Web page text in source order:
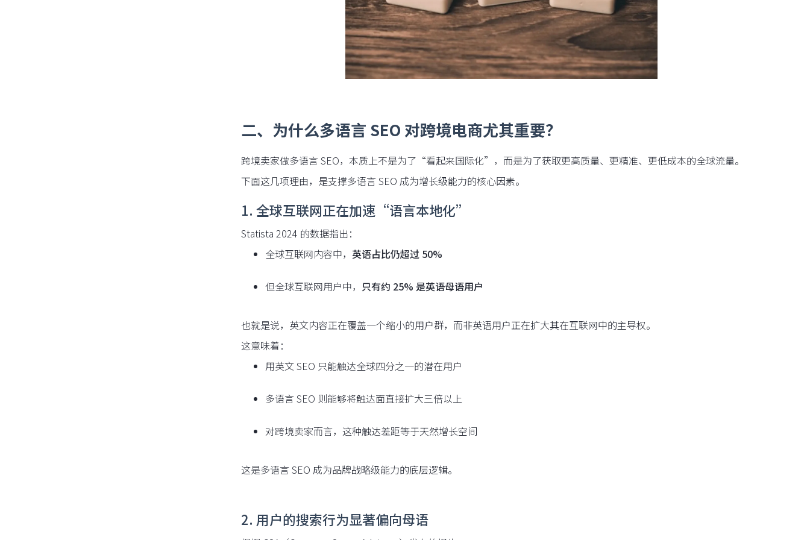
二、为什么多语言 SEO 对跨境电商尤其重要？
跨境卖家做多语言 SEO，本质上不是为了“看起来国际化”，而是为了获取更高质量、更精准、更低成本的全球流量。
下面这几项理由，是支撑多语言 SEO 成为增长级能力的核心因素。
1. 全球互联网正在加速“语言本地化”
Statista 2024 的数据指出：
全球互联网内容中， 英语占比仍超过 50%
但全球互联网用户中， 只有约 25% 是英语母语用户
也就是说，英文内容正在覆盖一个缩小的用户群，而非英语用户正在扩大其在互联网中的主导权。
这意味着：
用英文 SEO 只能触达全球四分之一的潜在用户
多语言 SEO 则能够将触达面直接扩大三倍以上
对跨境卖家而言，这种触达差距等于天然增长空间
这是多语言 SEO 成为品牌战略级能力的底层逻辑。
2. 用户的搜索行为显著偏向母语